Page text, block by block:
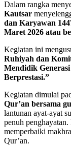
Dalam rangka
Kautsar
dan Karyawan
Maret 2026 atau
Kegiatan ini
Ruhiyah dan
Mendidik
Berprestasi.”
Kegiatan dimulai
Qur’an bersama
lantunan ayat-ayat
penuh
memperbaiki
Qur’an.